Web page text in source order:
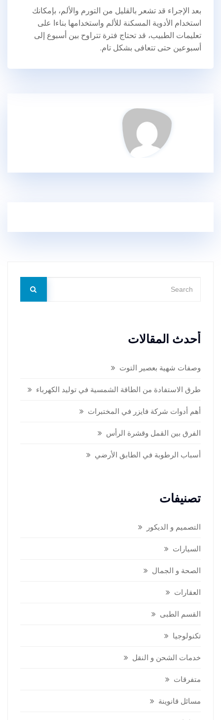
بعد الإجراء قد تشعر بالقليل من التورم والألم، بإمكانك
استخدام الأدوية المسكنة للألم واستخدامها بناءا على
تعليمات الطبيب، قد تحتاج فترة تتراوح بين أسبوع إلى
أسبوعين حتى تتعافى بشكل تام.
أحدث المقالات
وصفات شهية بعصير التوت
طرق الاستفادة من الطاقة الشمسية في توليد الكهرباء
أهم أدوات شركة فايزر في المختبرات
الفرق بين القمل وقشرة الرأس
أسباب الرطوبة في الطابق الأرضي
تصنيفات
التصميم و الديكور
السيارات
الصحة و الجمال
العقارات
القسم الطبى
تكنولوجيا
خدمات الشحن و النقل
متفرقات
مسائل قانوينة